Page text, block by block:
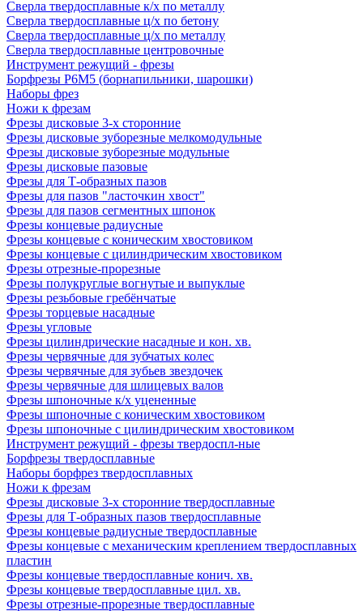
Сверла твердосплавные к/х по металлу
Сверла твердосплавные ц/х по бетону
Сверла твердосплавные ц/х по металлу
Сверла твердосплавные центровочные
Инструмент режущий - фрезы
Борфрезы Р6М5 (борнапильники, шарошки)
Наборы фрез
Ножи к фрезам
Фрезы дисковые 3-х сторонние
Фрезы дисковые зуборезные мелкомодульные
Фрезы дисковые зуборезные модульные
Фрезы дисковые пазовые
Фрезы для Т-образных пазов
Фрезы для пазов "ласточкин хвост"
Фрезы для пазов сегментных шпонок
Фрезы концевые радиусные
Фрезы концевые с коническим хвостовиком
Фрезы концевые с цилиндрическим хвостовиком
Фрезы отрезные-прорезные
Фрезы полукруглые вогнутые и выпуклые
Фрезы резьбовые гребёнчатые
Фрезы торцевые насадные
Фрезы угловые
Фрезы цилиндрические насадные и кон. хв.
Фрезы червячные для зубчатых колес
Фрезы червячные для зубьев звездочек
Фрезы червячные для шлицевых валов
Фрезы шпоночные к/х уцененные
Фрезы шпоночные с коническим хвостовиком
Фрезы шпоночные с цилиндрическим хвостовиком
Инструмент режущий - фрезы твердоспл-ные
Борфрезы твердосплавные
Наборы борфрез твердосплавных
Ножи к фрезам
Фрезы дисковые 3-х сторонние твердосплавные
Фрезы для Т-образных пазов твердосплавные
Фрезы концевые радиусные твердосплавные
Фрезы концевые с механическим креплением твердосплавных
пластин
Фрезы концевые твердосплавные конич. хв.
Фрезы концевые твердосплавные цил. хв.
Фрезы отрезные-прорезные твердосплавные